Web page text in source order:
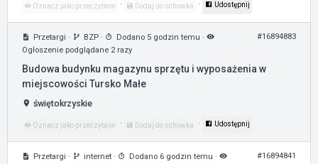
Oznacz jako przeczytane · Dodaj do schowka · Udostępnij
Przetargi · BZP · Dodano 5 godzin temu ·
Ogłoszenie podglądane 2 razy
#16894883
Budowa budynku magazynu sprzętu i wyposażenia w
miejscowości Tursko Małe
świętokrzyskie
Oznacz jako przeczytane · Dodaj do schowka · Udostępnij
Przetargi · internet · Dodano 6 godzin temu ·
#16894841